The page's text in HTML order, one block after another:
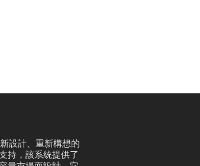
設計、重新構想的
持，該系統提供了